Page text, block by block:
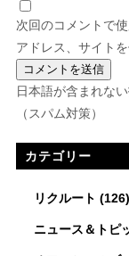
次回のコメントで
アドレス、サイトを
日本語が含まれな
（スパム対策）
カテゴリー
リクルート (126)
ニュース＆トピ